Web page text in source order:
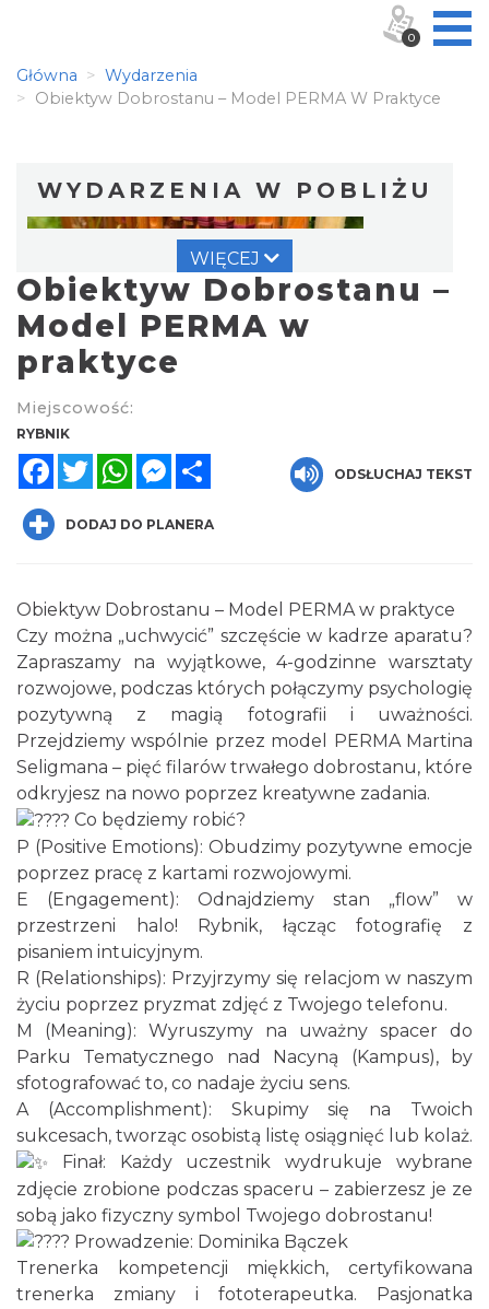
Główna
Wydarzenia
Obiektyw Dobrostanu – Model PERMA W Praktyce
WYDARZENIA W POBLIŻU
pierwsze kroki w świecie melodii
Rybnik
0.00 km
Spotkanie miłośników numizmatów
Rybnik
2026-08-08
0.00 km
Wakacyjne Warsztaty Malarskie "Rybnik -
miasto zieleni"
Rybnik
2026-08-22
0.00 km
Coś z niczego - organizery z tektury, z
makramy...
2026-08-19
0.00 km
WIĘCEJ
Obiektyw Dobrostanu –
Model PERMA w
praktyce
Miejscowość:
RYBNIK
FacebookTwitterWhatsAppMessenger
ODSŁUCHAJ TEKST
DODAJ DO PLANERA
Obiektyw Dobrostanu – Model PERMA w praktyce
Czy można „uchwycić” szczęście w kadrze aparatu?
Zapraszamy na wyjątkowe, 4-godzinne warsztaty
rozwojowe, podczas których połączymy psychologię
pozytywną z magią fotografii i uważności.
Przejdziemy wspólnie przez model PERMA Martina
Seligmana – pięć filarów trwałego dobrostanu, które
odkryjesz na nowo poprzez kreatywne zadania.
Co będziemy robić?
P (Positive Emotions): Obudzimy pozytywne emocje
poprzez pracę z kartami rozwojowymi.
E (Engagement): Odnajdziemy stan „flow” w
przestrzeni halo! Rybnik, łącząc fotografię z
pisaniem intuicyjnym.
R (Relationships): Przyjrzymy się relacjom w naszym
życiu poprzez pryzmat zdjęć z Twojego telefonu.
M (Meaning): Wyruszymy na uważny spacer do
Parku Tematycznego nad Nacyną (Kampus), by
sfotografować to, co nadaje życiu sens.
A (Accomplishment): Skupimy się na Twoich
sukcesach, tworząc osobistą listę osiągnięć lub kolaż.
Finał: Każdy uczestnik wydrukuje wybrane
zdjęcie zrobione podczas spaceru – zabierzesz je ze
sobą jako fizyczny symbol Twojego dobrostanu!
Prowadzenie: Dominika Bączek
Trenerka kompetencji miękkich, certyfikowana
trenerka zmiany i fototerapeutka. Pasjonatka
0